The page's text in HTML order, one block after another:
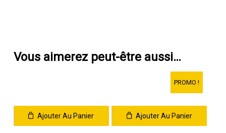
Vous aimerez peut-être aussi…
Ajouter Au Panier
PROMO !
Ajouter Au Panier